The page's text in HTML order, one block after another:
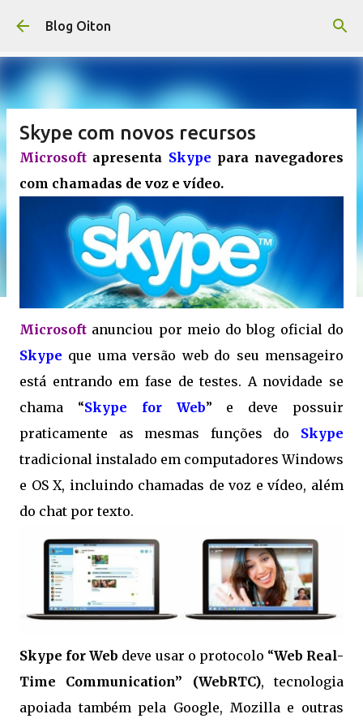
Pular para o conteúdo principal
Blog Oiton
Skype com novos recursos
Microsoft apresenta Skype para navegadores
com chamadas de voz e vídeo.
Microsoft anunciou por meio do blog oficial do
Skype que uma versão web do seu mensageiro
está entrando em fase de testes. A novidade se
chama “Skype for Web” e deve possuir
praticamente as mesmas funções do Skype
tradicional instalado em computadores Windows
e OS X, incluindo chamadas de voz e vídeo, além
do chat por texto.
Skype for Web deve usar o protocolo “Web Real-
Time Communication” (WebRTC), tecnologia
apoiada também pela Google, Mozilla e outras